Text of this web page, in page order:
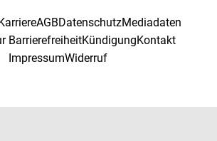
AGBDatenschutzMediadaten
BarrierefreiheitKündigungKontakt
ImpressumWiderruf